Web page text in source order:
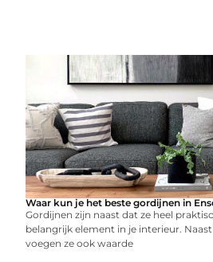
Waar kun je het beste gordijnen in
Gordijnen zijn naast dat ze heel
belangrijk element in je interieur.
voegen ze ook waarde